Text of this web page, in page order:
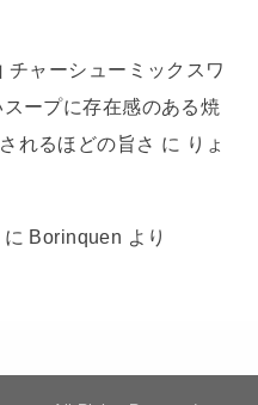
ャーシューミックスワ
ープに存在感のある焼
れるほどの旨さ に りょ
に Borinquen より